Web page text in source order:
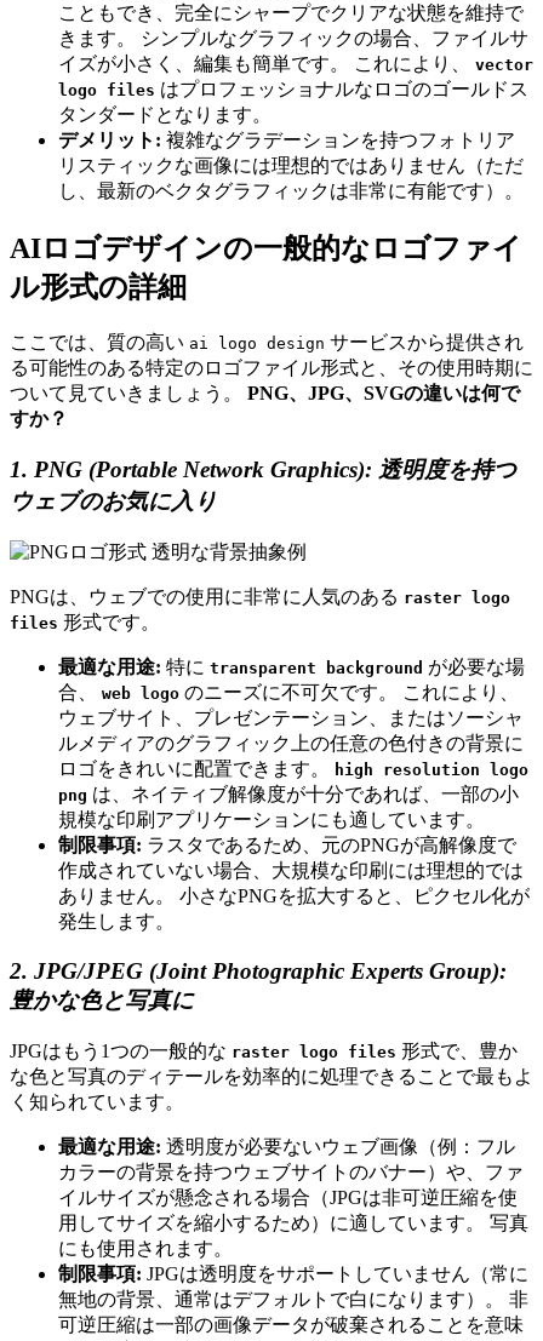
こともでき、完全にシャープでクリアな状態を維持で
きます。 シンプルなグラフィックの場合、ファイルサ
イズが小さく、編集も簡単です。 これにより、 vector
logo files はプロフェッショナルなロゴのゴールドス
タンダードとなります。
デメリット: 複雑なグラデーションを持つフォトリア
リスティックな画像には理想的ではありません（ただ
し、最新のベクタグラフィックは非常に有能です）。
AIロゴデザインの一般的なロゴファイ
ル形式の詳細
ここでは、質の高い ai logo design サービスから提供され
る可能性のある特定のロゴファイル形式と、その使用時期に
ついて見ていきましょう。 PNG、JPG、SVGの違いは何で
すか？
1. PNG (Portable Network Graphics): 透明度を持つ
ウェブのお気に入り
PNGは、ウェブでの使用に非常に人気のある raster logo
files 形式です。
最適な用途: 特に transparent background が必要な場
合、 web logo のニーズに不可欠です。 これにより、
ウェブサイト、プレゼンテーション、またはソーシャ
ルメディアのグラフィック上の任意の色付きの背景に
ロゴをきれいに配置できます。
high resolution logo
png は、ネイティブ解像度が十分であれば、一部の小
規模な印刷アプリケーションにも適しています。
制限事項: ラスタであるため、元のPNGが高解像度で
作成されていない場合、大規模な印刷には理想的では
ありません。 小さなPNGを拡大すると、ピクセル化が
発生します。
2. JPG/JPEG (Joint Photographic Experts Group):
豊かな色と写真に
JPGはもう1つの一般的な raster logo files 形式で、豊か
な色と写真のディテールを効率的に処理できることで最もよ
く知られています。
最適な用途: 透明度が必要ないウェブ画像（例：フル
カラーの背景を持つウェブサイトのバナー）や、ファ
イルサイズが懸念される場合（JPGは非可逆圧縮を使
用してサイズを縮小するため）に適しています。 写真
にも使用されます。
制限事項: JPGは透明度をサポートしていません（常に
無地の背景、通常はデフォルトで白になります）。 非
可逆圧縮は一部の画像データが破棄されることを意味